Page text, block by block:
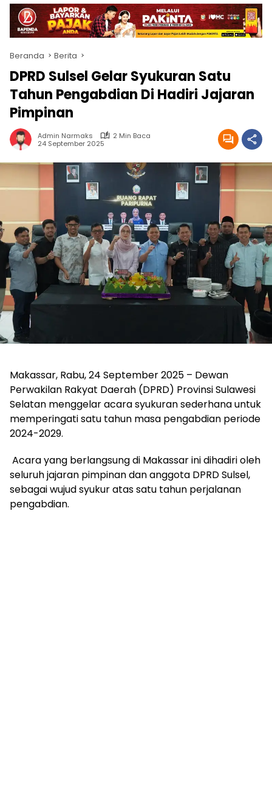
Beranda Berita
DPRD Sulsel Gelar Syukuran Satu
Tahun Pengabdian Di Hadiri Jajaran
Pimpinan
Admin Narmaks
2 Min Baca
24 September 2025
Makassar, Rabu, 24 September 2025 – Dewan
Perwakilan Rakyat Daerah (DPRD) Provinsi Sulawesi
Selatan menggelar acara syukuran sederhana untuk
memperingati satu tahun masa pengabdian periode
2024-2029.
Acara yang berlangsung di Makassar ini dihadiri oleh
seluruh jajaran pimpinan dan anggota DPRD Sulsel,
sebagai wujud syukur atas satu tahun perjalanan
pengabdian.